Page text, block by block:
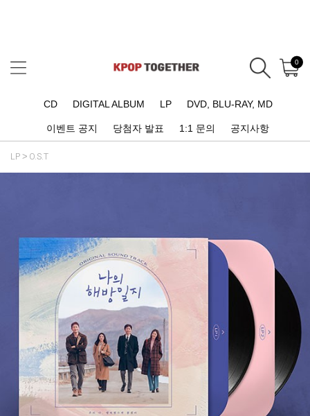
0
CD DIGITAL ALBUM LP DVD, BLU-RAY, MD
이벤트 공지 당첨자 발표 1:1 문의 공지사항
LP O.S.T